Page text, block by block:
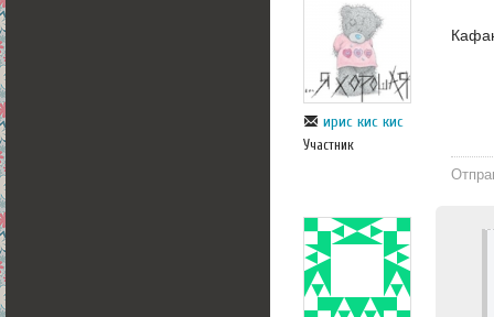
ирис кис кис
Участник